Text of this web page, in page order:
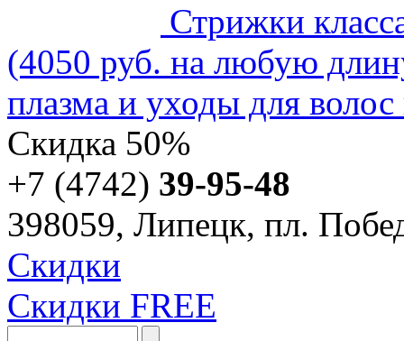
Стрижки
(4050 руб. на любую
плазма и уходы для волос
Скидка 50%
+7 (4742) 39-95-48
398059, Липецк, пл.
Скидки
Скидки FREE